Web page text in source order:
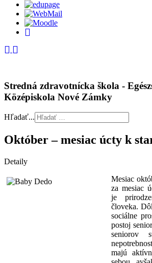
Stredná zdravotnícka škola -
Középiskola Nové Zámky
Hľadať...
Október – mesiac úcty k
Detaily
Mesiac
za mesiac
je
človeka.
sociálne
postoj
seniorov
majú